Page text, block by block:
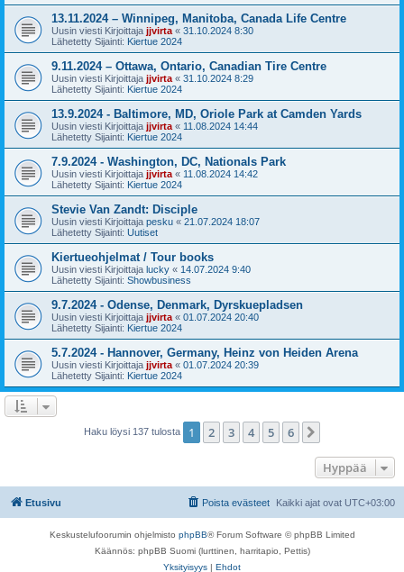
13.11.2024 – Winnipeg, Manitoba, Canada Life Centre
Uusin viesti Kirjoittaja jjvirta « 31.10.2024 8:30
Lähetetty Sijainti: Kiertue 2024
9.11.2024 – Ottawa, Ontario, Canadian Tire Centre
Uusin viesti Kirjoittaja jjvirta « 31.10.2024 8:29
Lähetetty Sijainti: Kiertue 2024
13.9.2024 - Baltimore, MD, Oriole Park at Camden Yards
Uusin viesti Kirjoittaja jjvirta « 11.08.2024 14:44
Lähetetty Sijainti: Kiertue 2024
7.9.2024 - Washington, DC, Nationals Park
Uusin viesti Kirjoittaja jjvirta « 11.08.2024 14:42
Lähetetty Sijainti: Kiertue 2024
Stevie Van Zandt: Disciple
Uusin viesti Kirjoittaja pesku « 21.07.2024 18:07
Lähetetty Sijainti: Uutiset
Kiertueohjelmat / Tour books
Uusin viesti Kirjoittaja lucky « 14.07.2024 9:40
Lähetetty Sijainti: Showbusiness
9.7.2024 - Odense, Denmark, Dyrskuepladsen
Uusin viesti Kirjoittaja jjvirta « 01.07.2024 20:40
Lähetetty Sijainti: Kiertue 2024
5.7.2024 - Hannover, Germany, Heinz von Heiden Arena
Uusin viesti Kirjoittaja jjvirta « 01.07.2024 20:39
Lähetetty Sijainti: Kiertue 2024
Haku löysi 137 tulosta 1 2 3 4 5 6
Hyppää
Etusivu Kaikki ajat ovat UTC+03:00
Poista evästeet
Keskustelufoorumin ohjelmisto phpBB® Forum Software © phpBB Limited
Käännös: phpBB Suomi (lurttinen, harritapio, Pettis)
Yksityisyys | Ehdot